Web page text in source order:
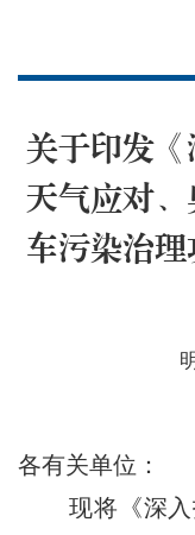
关于印发
天气应对
车污染治
各有关单位：
现将《深